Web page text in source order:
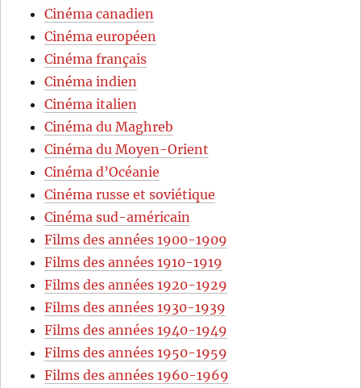
Cinéma canadien
Cinéma européen
Cinéma français
Cinéma indien
Cinéma italien
Cinéma du Maghreb
Cinéma du Moyen-Orient
Cinéma d’Océanie
Cinéma russe et soviétique
Cinéma sud-américain
Films des années 1900-1909
Films des années 1910-1919
Films des années 1920-1929
Films des années 1930-1939
Films des années 1940-1949
Films des années 1950-1959
Films des années 1960-1969